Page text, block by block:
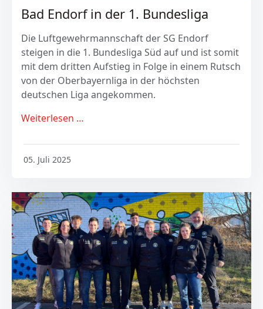
Bad Endorf in der 1. Bundesliga
Die Luftgewehrmannschaft der SG Endorf
steigen in die 1. Bundesliga Süd auf und ist somit
mit dem dritten Aufstieg in Folge in einem Rutsch
von der Oberbayernliga in der höchsten
deutschen Liga angekommen.
Weiterlesen …
05. Juli 2025